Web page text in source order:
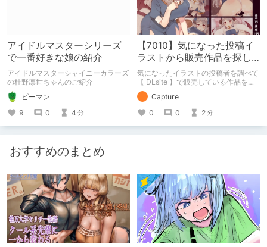
アイドルマスターシリーズ
で一番好きな娘の紹介
アイドルマスターシャイニーカラーズ
の杜野凛世ちゃんのご紹介
ピーマン
9
0 4 分
【7010】気になった投稿イ
ラストから販売作品を探し
始める【DLsite】
気になったイラストの投稿者を調べて
【 DLsite 】で販売している作品を紹
介する記事です。 投稿者：7010 サー
クル：箱庭のウラニワ 紹介作品：サ
キュバスに修道服を 他関連作品
Capture
0
0 2分
おすすめのまとめ